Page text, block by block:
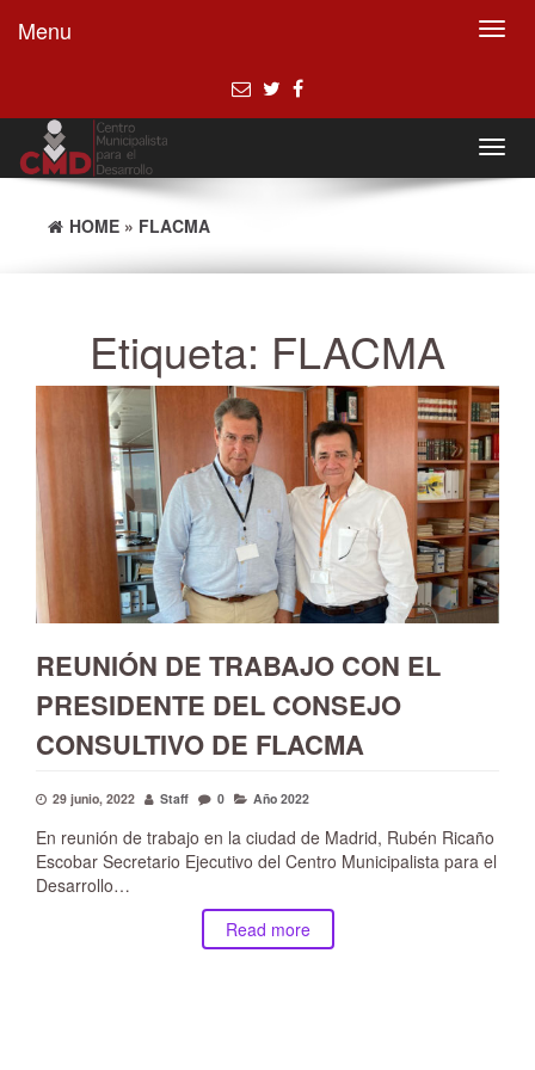
Menu
HOME » FLACMA
Etiqueta: FLACMA
REUNIÓN DE TRABAJO CON EL
PRESIDENTE DEL CONSEJO
CONSULTIVO DE FLACMA
29 junio, 2022 Staff 0 Año 2022
En reunión de trabajo en la ciudad de Madrid, Rubén Ricaño
Escobar Secretario Ejecutivo del Centro Municipalista para el
Desarrollo…
Read more